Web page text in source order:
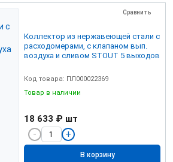
Сравнить
Коллектор из нержавеющей стали с
расходомерами, с клапаном вып.
воздуха и сливом STOUT 5 выходов
Код товара: ПЛ000022369
Товар в наличии
18 633 ₽ шт
В корзину